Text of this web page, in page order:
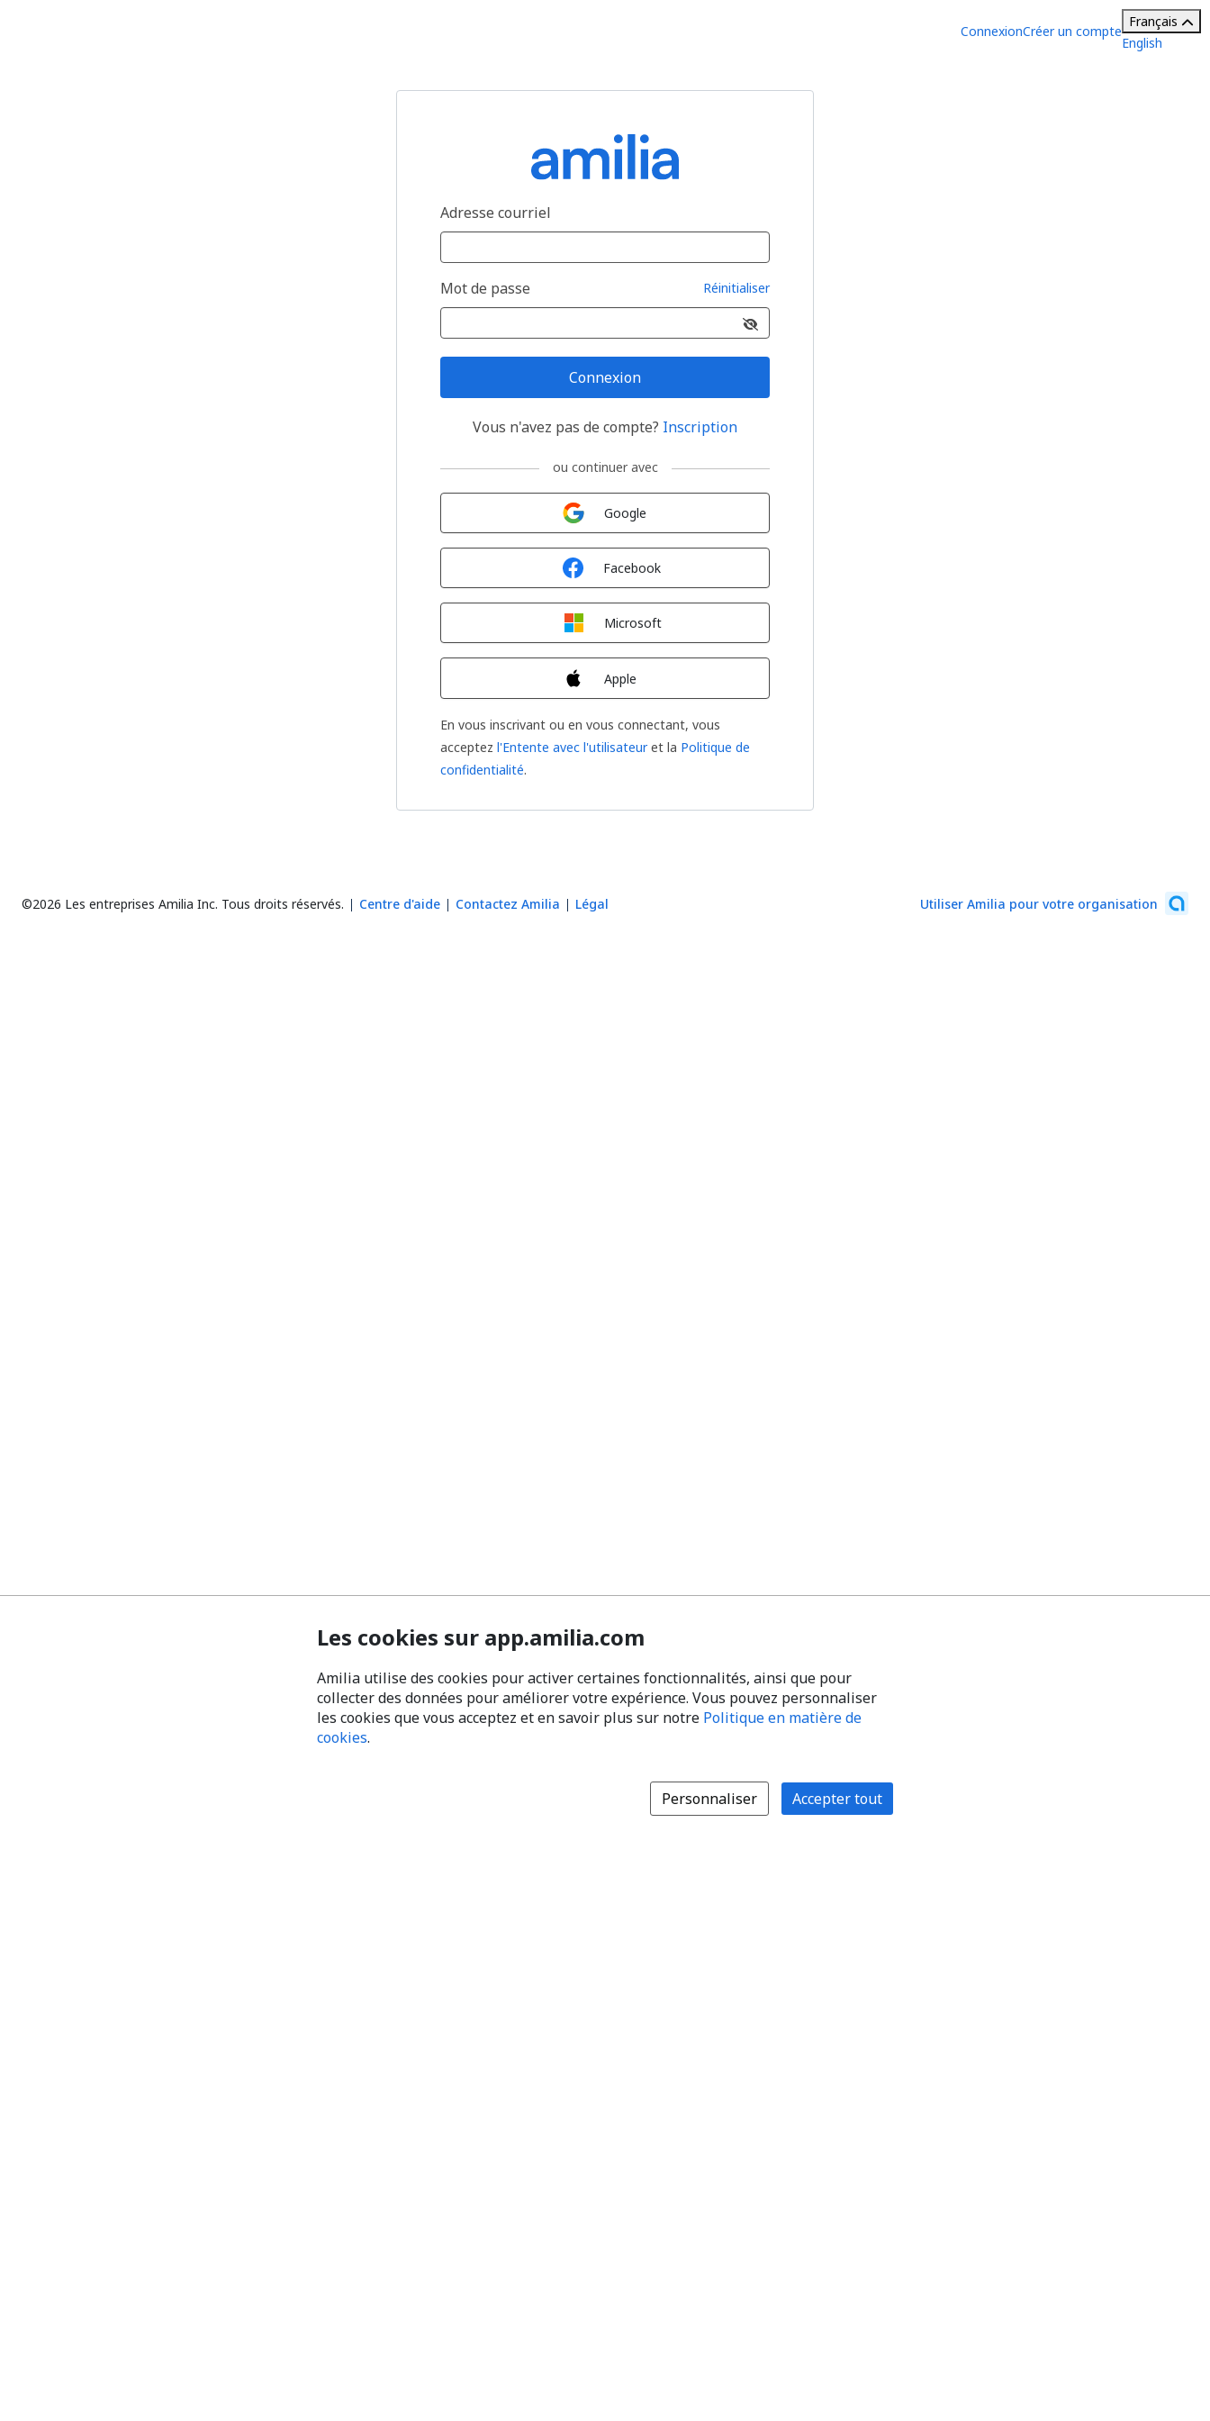
ConnexionCréer un compte
Français
English
Adresse courriel
Mot de passe Réinitialiser
Connexion
Vous n'avez pas de compte? Inscription
ou continuer avec
Google
Facebook
Microsoft
Apple
En vous inscrivant ou en vous connectant, vous
acceptez l'Entente avec l'utilisateuret la Politique de
confidentialité.
©2026 Les entreprises Amilia Inc. Tous droits réservés. Centre d'aide Contactez Amilia Légal Utiliser Amilia pour votre organisation
Les cookies sur app.amilia.com
Amilia utilise des cookies pour activer certaines fonctionnalités, ainsi que pour
collecter des données pour améliorer votre expérience. Vous pouvez personnaliser
les cookies que vous acceptez et en savoir plus sur notre Politique en matière de
cookies.
Personnaliser Accepter tout